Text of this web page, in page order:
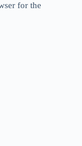
for the